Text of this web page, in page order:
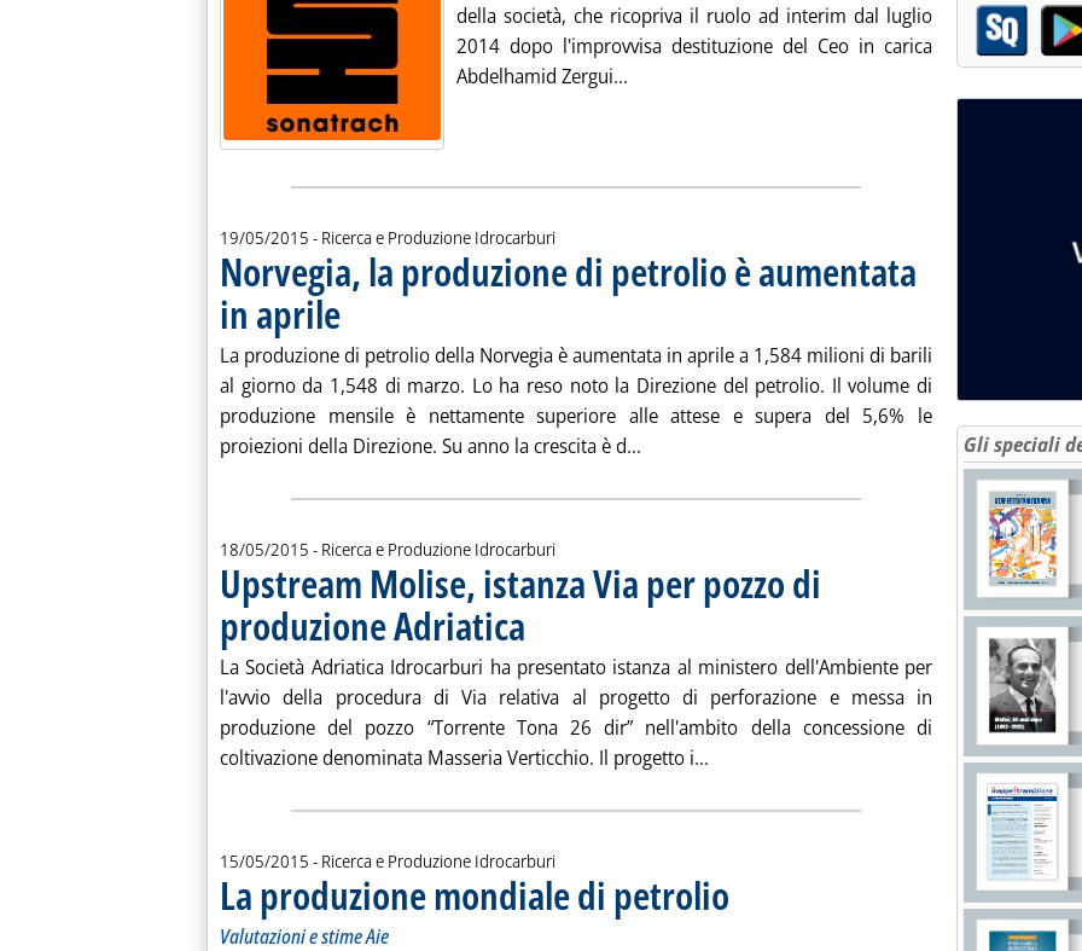
della società, che ricopriva il ruolo ad interim dal luglio
2014 dopo l'improvvisa destituzione del Ceo in carica
Abdelhamid Zergui... Leggi tutta la notizia: 'Sonatrach, Amine Mazouzi
19/05/2015 - Ricerca e Produzione Idrocarburi
Norvegia, la produzione di petrolio è aumentata
in aprile . Pubblicata martedì 19 maggio 2015 alle 14.53.
La produzione di petrolio della Norvegia è aumentata in aprile a 1,584 milioni di barili
al giorno da 1,548 di marzo. Lo ha reso noto la Direzione del petrolio. Il volume di
produzione mensile è nettamente superiore alle attese e supera del 5,6% le
proiezioni della Direzione. Su anno la crescita è d... Leggi tutta la notizia: 'Norvegia, la produzione di
18/05/2015 - Ricerca e Produzione Idrocarburi
Upstream Molise, istanza Via per pozzo di
produzione Adriatica . Pubblicata lunedì 18 maggio 2015 alle 12.41.
La Società Adriatica Idrocarburi ha presentato istanza al ministero dell'Ambiente per
l'avvio della procedura di Via relativa al progetto di perforazione e messa in
produzione del pozzo “Torrente Tona 26 dir” nell'ambito della concessione di
coltivazione denominata Masseria Verticchio. Il progetto i... Leggi tutta la notizia: 'Upstream Molise,
15/05/2015 - Ricerca e Produzione Idrocarburi
La produzione mondiale di petrolio . Pubblicata venerdì 15 maggio 2015 alle 15.54.
Valutazioni e stime Aie
Gli speciali